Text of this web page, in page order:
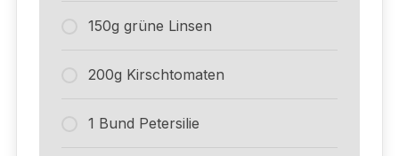
150g grüne Linsen
200g Kirschtomaten
1 Bund Petersilie